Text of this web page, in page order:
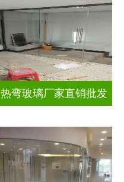
热弯玻璃厂家直销批发